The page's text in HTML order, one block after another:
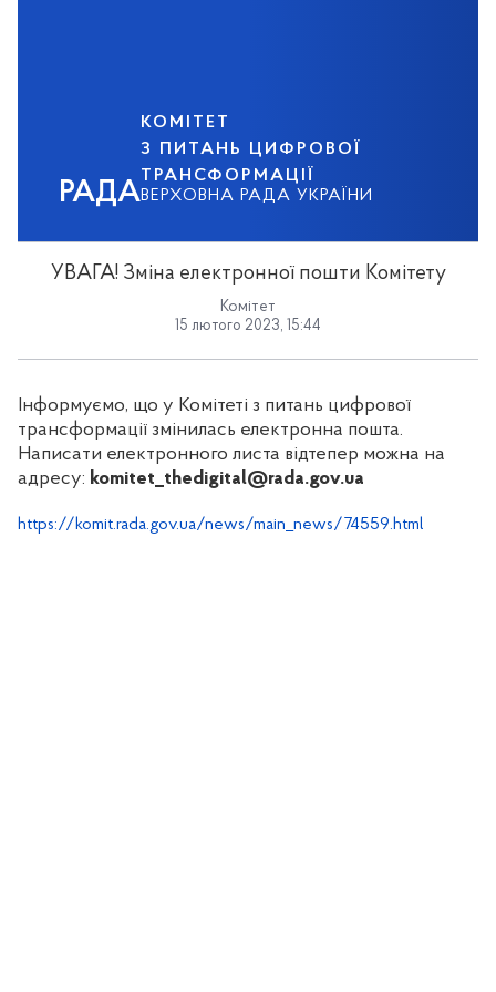
РАДА
КОМІТЕТ
З ПИТАНЬ ЦИФРОВОЇ
ТРАНСФОРМАЦІЇ
ВЕРХОВНА РАДА УКРАЇНИ
УВАГА! Зміна електронної пошти Комітету
Комітет
15 лютого 2023, 15:44
Інформуємо, що у Комітеті з питань цифрової
трансформації змінилась електронна пошта.
Написати електронного листа відтепер можна на
адресу: komitet_thedigital@rada.gov.ua
https://komit.rada.gov.ua/news/main_news/74559.html